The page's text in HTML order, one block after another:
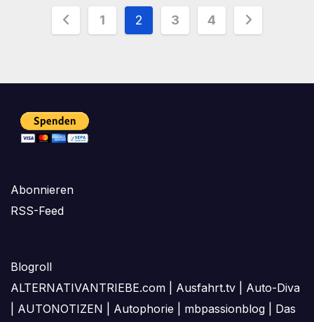
Seitennummerierung
Beiträge
1 2 3 4
Abonnieren
RSS-Feed
Blogroll
ALTERNATIVANTRIEBE.com
Ausfahrt.tv
Auto-Diva
AUTONOTIZEN Autophorie mbpassionblog
Das